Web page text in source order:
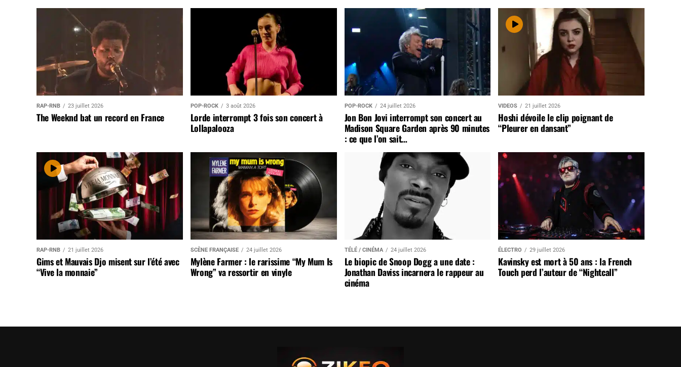
RAP-RNB 23 juillet 2026
The Weeknd bat un record en France
POP-ROCK 3 août 2026
Lorde interrompt 3 fois son concert à
Lollapalooza
POP-ROCK 24 juillet 2026
Jon Bon Jovi interrompt son concert au
Madison Square Garden après 90 minutes
: ce que l’on sait…
VIDEOS 21 juillet 2026
Hoshi dévoile le clip poignant de
“Pleurer en dansant”
RAP-RNB 21 juillet 2026
Gims et Mauvais Djo misent sur l’été avec
“Vive la monnaie”
SCÈNE FRANÇAISE 24 juillet 2026
Mylène Farmer : le rarissime “My Mum Is
Wrong” va ressortir en vinyle
TÉLÉ / CINÉMA 24 juillet 2026
Le biopic de Snoop Dogg a une date :
Jonathan Daviss incarnera le rappeur au
cinéma
ÉLECTRO 29 juillet 2026
Kavinsky est mort à 50 ans : la French
Touch perd l’auteur de “Nightcall”